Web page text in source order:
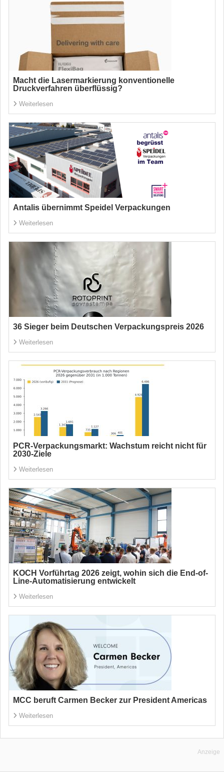
Macht die Lasermarkierung konventionelle
Druckverfahren überflüssig?
Weiterlesen
Antalis übernimmt Speidel Verpackungen
Weiterlesen
36 Sieger beim Deutschen Verpackungspreis 2026
Weiterlesen
PCR-Verpackungsmarkt: Wachstum reicht nicht für
2030-Ziele
Weiterlesen
KOCH Vorführtag 2026 zeigt, wohin sich die End-of-
Line-Automatisierung entwickelt
Weiterlesen
MCC beruft Carmen Becker zur President Americas
Weiterlesen
Anzeige